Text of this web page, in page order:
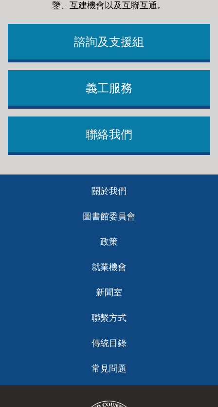
鑒、互建機會以及互聯互通。
諮詢及支援組
義工服務
聯絡我們
關於我們
圖書館委員會
政策
就業機會
新聞室
聯繫方式
傳統目錄
常見問題